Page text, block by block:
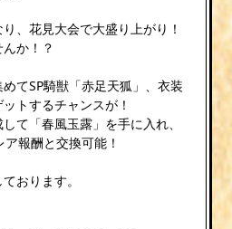
、花見大会で大盛り上がり！
か！？
てSP騎獣「赤足天狐」、衣装
トするチャンスが！
て「春風玉露」を手に入れ、
報酬と交換可能！
おります。